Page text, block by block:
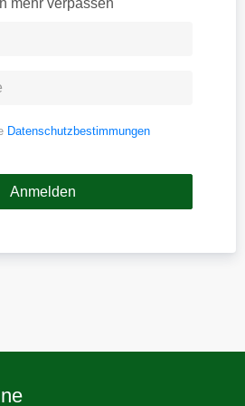
mehr verpassen
Datenschutzbestimmungen